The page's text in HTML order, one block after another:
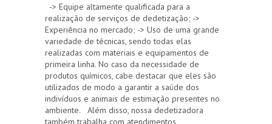
-> Equipe altamente qualificada para a
realização de serviços de dedetização; ->
Experiência no mercado; -> Uso de uma grande
variedade de técnicas, sendo todas elas
realizadas com materiais e equipamentos de
primeira linha. No caso da necessidade de
produtos químicos, cabe destacar que eles são
utilizados de modo a garantir a saúde dos
indivíduos e animais de estimação presentes no
ambiente. Além disso, nossa dedetizadora
também trabalha com atendimentos